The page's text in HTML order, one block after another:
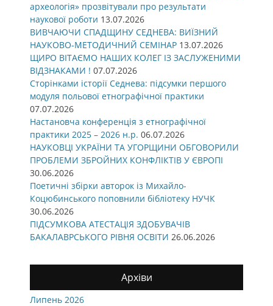
археологія» прозвітували про результати
наукової роботи 13.07.2026
ВИВЧАЮЧИ СПАДЩИНУ СЕДНЕВА: ВИЇЗНИЙ
НАУКОВО-МЕТОДИЧНИЙ СЕМІНАР 13.07.2026
ЩИРО ВІТАЄМО НАШИХ КОЛЕГ ІЗ ЗАСЛУЖЕНИМИ
ВІДЗНАКАМИ ! 07.07.2026
Сторінками історії Седнева: підсумки першого
модуля польової етнографічної практики
07.07.2026
Настановча конференція з етнографічної
практики 2025 – 2026 н.р. 06.07.2026
НАУКОВЦІ УКРАЇНИ ТА УГОРЩИНИ ОБГОВОРИЛИ
ПРОБЛЕМИ ЗБРОЙНИХ КОНФЛІКТІВ У ЄВРОПІ
30.06.2026
Поетичні збірки авторок із Михайло-
Коцюбинського поповнили бібліотеку НУЧК
30.06.2026
ПІДСУМКОВА АТЕСТАЦІЯ ЗДОБУВАЧІВ
БАКАЛАВРСЬКОГО РІВНЯ ОСВІТИ 26.06.2026
Архіви
Липень 2026